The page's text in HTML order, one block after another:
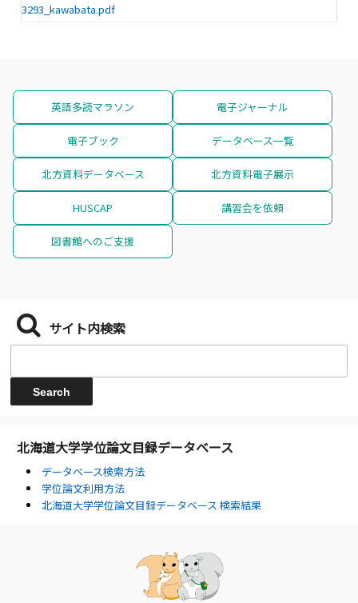
3293_kawabata.pdf
英語多読マラソン 電子ジャーナル
電子ブック データベース一覧
北方資料データベース 北方資料電子展示
HUSCAP 講習会を依頼
図書館へのご支援
サイト内検索
北海道大学学位論文目録データベース
データベース検索方法
学位論文利用方法
北海道大学学位論文目録データベース 検索結果